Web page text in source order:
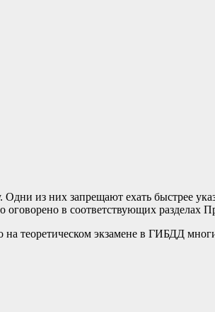
из них запрещают ехать быстрее
в соответствующих разделах
теоретическом экзамене в ГИБДД